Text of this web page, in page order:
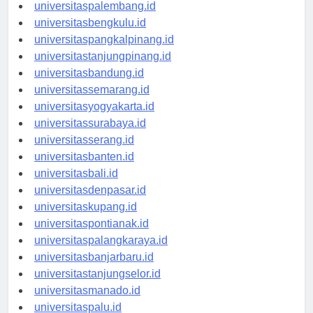
universitaspalembang.id
universitasbengkulu.id
universitaspangkalpinang.id
universitastanjungpinang.id
universitasbandung.id
universitassemarang.id
universitasyogyakarta.id
universitassurabaya.id
universitasserang.id
universitasbanten.id
universitasbali.id
universitasdenpasar.id
universitaskupang.id
universitaspontianak.id
universitaspalangkaraya.id
universitasbanjarbaru.id
universitastanjungselor.id
universitasmanado.id